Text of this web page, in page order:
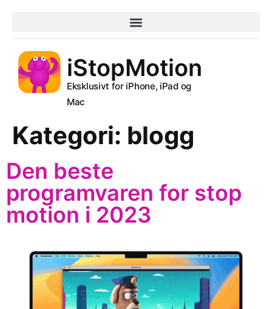
iStopMotion
Eksklusivt for iPhone, iPad og
Mac
Kategori: blogg
Den beste
programvaren for stop
motion i 2023